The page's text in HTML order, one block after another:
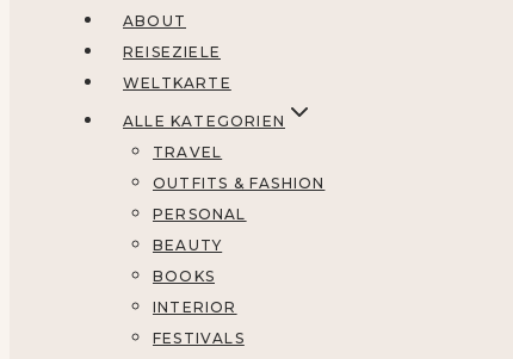
ABOUT
REISEZIELE
WELTKARTE
ALLE KATEGORIEN
TRAVEL
OUTFITS & FASHION
PERSONAL
BEAUTY
BOOKS
INTERIOR
FESTIVALS